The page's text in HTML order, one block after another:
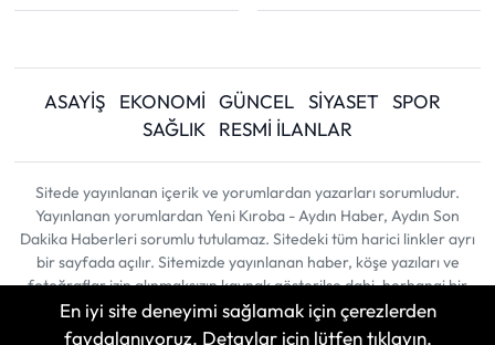
ASAYİŞ EKONOMİ GÜNCEL SİYASET
SPOR
SAĞLIK
RESMİ İLANLAR
Sitede yayınlanan içerik ve yorumlardan yazarları sorumludur.
Yayınlanan yorumlardan Yeni Kıroba - Aydın Haber, Aydın Son
Dakika Haberleri sorumlu tutulamaz. Sitedeki tüm harici linkler ayrı
bir sayfada açılır. Sitemizde yayınlanan haber, köşe yazıları ve
fotoğraflar izin alınmaksızın kaynak gösterilse dahi, herhangi bir
ortamda kullanılamaz ve yayınlanamaz
En iyi site deneyimi sağlamak için çerezlerden
faydalanıyoruz. Detaylar için lütfen tıklayın.